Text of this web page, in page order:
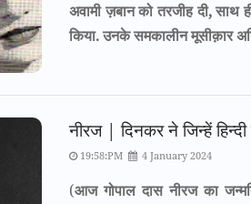
अवामी ज़बान को तरजीह दी, साथ
किया. उनके समकालीन मूसीक़ार
नीरज | दिनकर ने जिन्हें हिन्दी
19:58:PM 4 January 2024
(आज गोपाल दास नीरज का